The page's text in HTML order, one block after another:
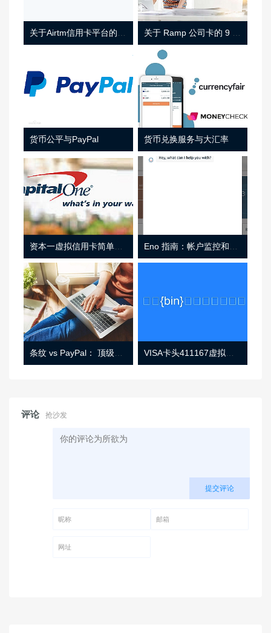
货币公平与PayPal 货币兑换服务与大汇率
资本一虚拟信用卡简单介绍
条纹 vs PayPal： 顶级功能， 定价 （和更多！ VISA卡头411167虚拟卡基础信息
评论 抢沙发
提交评论